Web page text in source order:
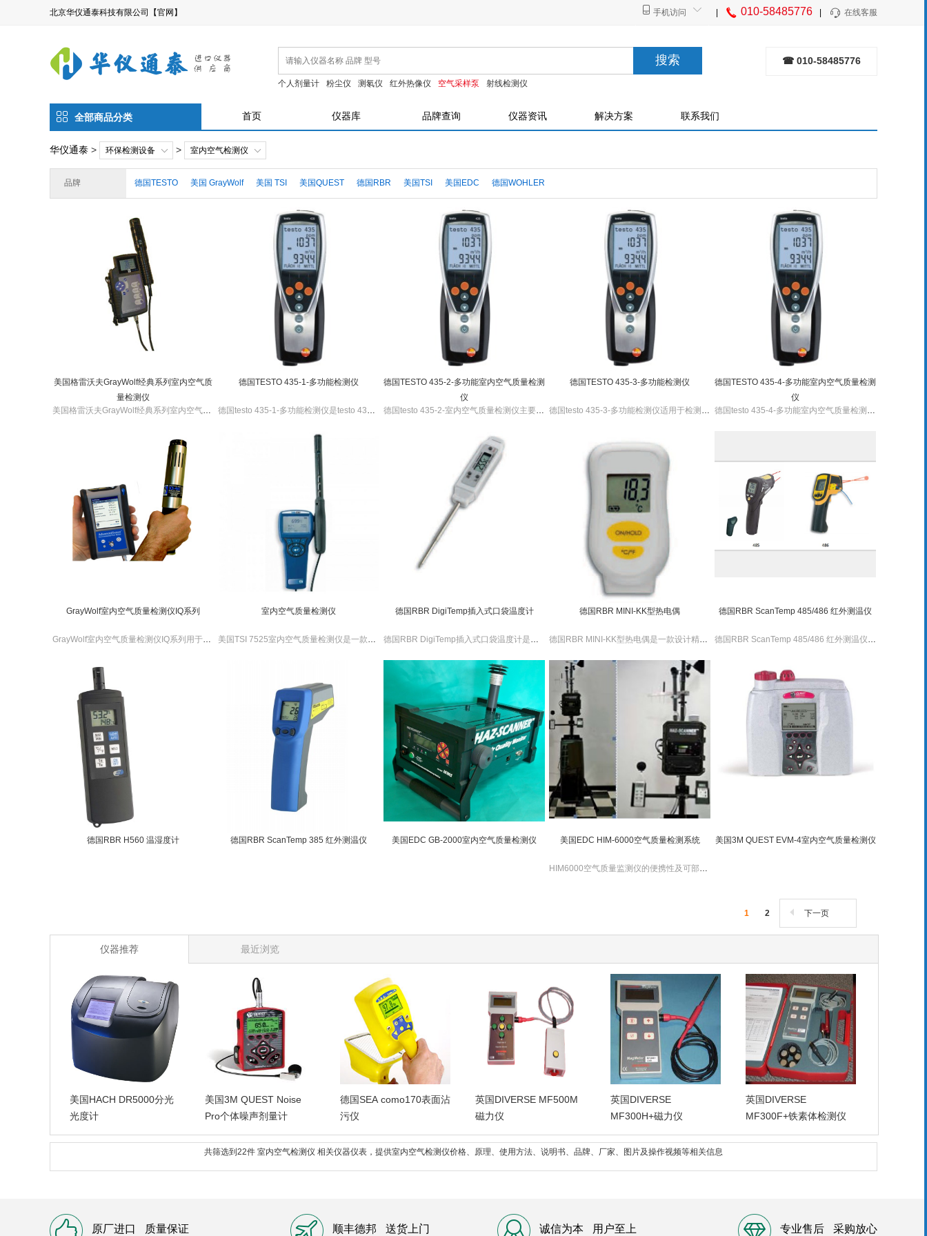
北京华仪通泰科技有限公司【官网】 在线客服
010-58485776
手机访问
搜索
个人剂量计 粉尘仪 测氡仪 红外热像仪 空气采样泵 射线检测仪
☎ 010-58485776
全部商品分类 首页 仪器库 品牌查询 仪器资讯 解决方案 联系我们
华仪通泰 > 环保检测设备 > 室内空气检测仪
品牌 德国TESTO 美国 GrayWolf 美国 TSI 美国QUEST 德国RBR 美国TSI 美国EDC 德国WOHLER
美国格雷沃夫GrayWolf经典系列室内空气质
量检测仪
美国格雷沃夫GrayWolf经典系列室内空气质量检测仪可测量多种参数，可选探头。格雷沃夫经典系列室内空气质量检测仪方便小巧，便于携带，容易操作，反应迅速。
德国TESTO 435-1-多功能检测仪
德国testo 435-1-多功能检测仪是testo 435系列中的入门级产品，可用于测量空气质量相关的各种重要参数，测量过程快，体积小便于携带。
德国TESTO 435-2-多功能室内空气质量检测
仪
德国testo 435-2-室内空气质量检测仪主要适用于测量室内空气质量的重要参数，有多种探头和传感器可选配，可按需求配置仪器。
德国TESTO 435-3-多功能检测仪
德国testo 435-3-多功能检测仪适用于检测通风及空调系统过滤器两端的压力差，选配探头及传感器可测量空气质量的各种重要参数，测量过程简单、快速，便于携带。
德国TESTO 435-4-多功能室内空气质量检测
仪
德国testo 435-4-多功能室内空气质量检测仪适用于检测室内空气品质的各种重要参数，内置压差传感器可连接皮托管测量或过滤效率器检测，还可以转换不同传感器测量不同参数。
GrayWolf室内空气质量检测仪IQ系列
GrayWolf室内空气质量检测仪IQ系列用于气体检测，颗粒物，风速风量，压差及温湿度检测。GrayWolf室内空气质量检测仪IQ系列有报警功能，并且随时查阅各种相关参数的资料文件。
室内空气质量检测仪
美国TSI 7525室内空气质量检测仪是一款性能强大，功能齐全的室内空气检测仪，其使用方便，操作简单，深受市场欢迎。美国TSI 7525 室内空气质量检测仪可测量二氧化碳、温湿度、计算出露点温度等。美国TSI室内空气质量检测仪还有TSI7515、TSI7535和TSI7545型号可供选择。
德国RBR DigiTemp插入式口袋温度计
德国RBR DigiTemp插入式口袋温度计是一款成本低，功能强大的温度计，外科坚固，耐用，防水，适用范围广，操作简单，使用方便。
德国RBR MINI-KK型热电偶
德国RBR MINI-KK型热电偶是一款设计精巧，测量温度便捷且，完全防水的热电偶仪器，适用范围广，其操作简单，使用简单。
德国RBR ScanTemp 485/486 红外测温仪
德国RBR ScanTemp 485/486 红外测温仪是一款不需要接触就可以测量物体表面温度的，测量速度快，大大的提高了效率，这款仪器操作简单，使用方便。
德国RBR H560 温湿度计 德国RBR ScanTemp 385 红外测温仪 美国EDC GB-2000室内空气质量检测仪 美国EDC HIM-6000空气质量检测系统
HIM6000空气质量监测仪的便携性及可部署的大气环境监测设计方便一些符合法律法规可记录在案的有毒环境因素检测；应急响应；或者空气质量的调查。
美国3M QUEST EVM-4室内空气质量检测仪
1 2 下一页
仪器推荐 最近浏览
美国HACH DR5000分光
光度计
美国3M QUEST Noise
Pro个体噪声剂量计
德国SEA como170表面沾
污仪
英国DIVERSE MF500M
磁力仪
英国DIVERSE
MF300H+磁力仪
英国DIVERSE
MF300F+铁素体检测仪
共筛选到22件 室内空气检测仪 相关仪器仪表，提供室内空气检测仪价格、原理、使用方法、说明书、品牌、厂家、图片及操作视频等相关信息
原厂进口 质量保证 顺丰德邦 送货上门 诚信为本 用户至上 专业售后 采购放心